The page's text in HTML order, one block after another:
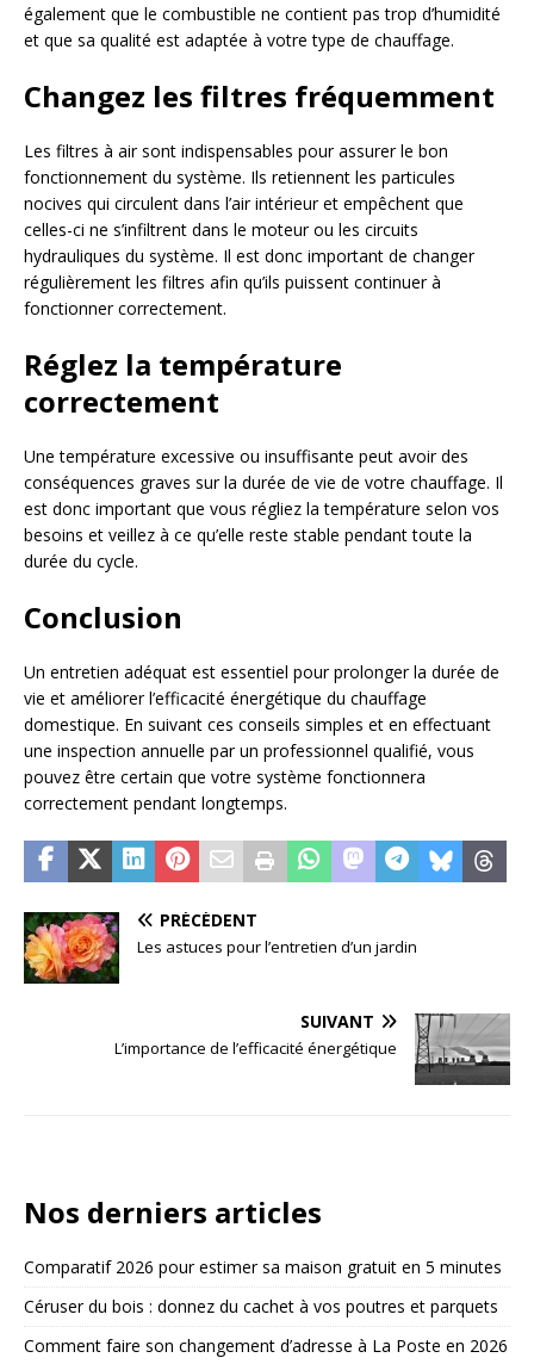
également que le combustible ne contient pas trop d’humidité
et que sa qualité est adaptée à votre type de chauffage.
Changez les filtres fréquemment
Les filtres à air sont indispensables pour assurer le bon
fonctionnement du système. Ils retiennent les particules
nocives qui circulent dans l’air intérieur et empêchent que
celles-ci ne s’infiltrent dans le moteur ou les circuits
hydrauliques du système. Il est donc important de changer
régulièrement les filtres afin qu’ils puissent continuer à
fonctionner correctement.
Réglez la température
correctement
Une température excessive ou insuffisante peut avoir des
conséquences graves sur la durée de vie de votre chauffage. Il
est donc important que vous régliez la température selon vos
besoins et veillez à ce qu’elle reste stable pendant toute la
durée du cycle.
Conclusion
Un entretien adéquat est essentiel pour prolonger la durée de
vie et améliorer l’efficacité énergétique du chauffage
domestique. En suivant ces conseils simples et en effectuant
une inspection annuelle par un professionnel qualifié, vous
pouvez être certain que votre système fonctionnera
correctement pendant longtemps.
PRÉCÉDENT
Les astuces pour l’entretien d’un jardin
SUIVANT
L’importance de l’efficacité énergétique
Nos derniers articles
Comparatif 2026 pour estimer sa maison gratuit en 5 minutes
Céruser du bois : donnez du cachet à vos poutres et parquets
Comment faire son changement d’adresse à La Poste en 2026